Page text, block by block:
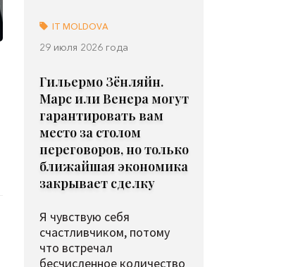
IT MOLDOVA
29 июля 2026 года
Гильермо Зёнляйн.
Марс или Венера могут
гарантировать вам
место за столом
переговоров, но только
ближайшая экономика
закрывает сделку
Я чувствую себя
счастливчиком, потому
что встречал
бесчисленное количество